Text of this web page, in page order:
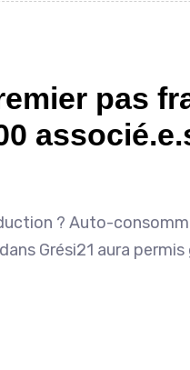
pas
? Auto-
Grési21 aura permis